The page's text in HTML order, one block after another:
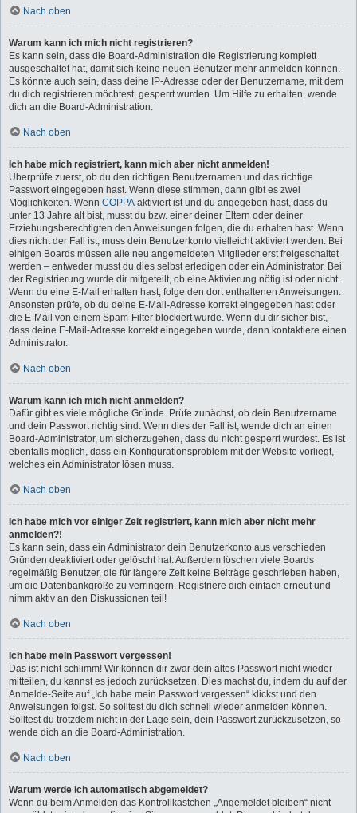
Nach oben
Warum kann ich mich nicht registrieren?
Es kann sein, dass die Board-Administration die Registrierung komplett
ausgeschaltet hat, damit sich keine neuen Benutzer mehr anmelden können.
Es könnte auch sein, dass deine IP-Adresse oder der Benutzername, mit dem
du dich registrieren möchtest, gesperrt wurden. Um Hilfe zu erhalten, wende
dich an die Board-Administration.
Nach oben
Ich habe mich registriert, kann mich aber nicht anmelden!
Überprüfe zuerst, ob du den richtigen Benutzernamen und das richtige
Passwort eingegeben hast. Wenn diese stimmen, dann gibt es zwei
Möglichkeiten. Wenn COPPA aktiviert ist und du angegeben hast, dass du
unter 13 Jahre alt bist, musst du bzw. einer deiner Eltern oder deiner
Erziehungsberechtigten den Anweisungen folgen, die du erhalten hast. Wenn
dies nicht der Fall ist, muss dein Benutzerkonto vielleicht aktiviert werden. Bei
einigen Boards müssen alle neu angemeldeten Mitglieder erst freigeschaltet
werden – entweder musst du dies selbst erledigen oder ein Administrator. Bei
der Registrierung wurde dir mitgeteilt, ob eine Aktivierung nötig ist oder nicht.
Wenn du eine E-Mail erhalten hast, folge den dort enthaltenen Anweisungen.
Ansonsten prüfe, ob du deine E-Mail-Adresse korrekt eingegeben hast oder
die E-Mail von einem Spam-Filter blockiert wurde. Wenn du dir sicher bist,
dass deine E-Mail-Adresse korrekt eingegeben wurde, dann kontaktiere einen
Administrator.
Nach oben
Warum kann ich mich nicht anmelden?
Dafür gibt es viele mögliche Gründe. Prüfe zunächst, ob dein Benutzername
und dein Passwort richtig sind. Wenn dies der Fall ist, wende dich an einen
Board-Administrator, um sicherzugehen, dass du nicht gesperrt wurdest. Es ist
ebenfalls möglich, dass ein Konfigurationsproblem mit der Website vorliegt,
welches ein Administrator lösen muss.
Nach oben
Ich habe mich vor einiger Zeit registriert, kann mich aber nicht mehr
anmelden?!
Es kann sein, dass ein Administrator dein Benutzerkonto aus verschieden
Gründen deaktiviert oder gelöscht hat. Außerdem löschen viele Boards
regelmäßig Benutzer, die für längere Zeit keine Beiträge geschrieben haben,
um die Datenbankgröße zu verringern. Registriere dich einfach erneut und
nimm aktiv an den Diskussionen teil!
Nach oben
Ich habe mein Passwort vergessen!
Das ist nicht schlimm! Wir können dir zwar dein altes Passwort nicht wieder
mitteilen, du kannst es jedoch zurücksetzen. Dies machst du, indem du auf der
Anmelde-Seite auf „Ich habe mein Passwort vergessen“ klickst und den
Anweisungen folgst. So solltest du dich schnell wieder anmelden können.
Solltest du trotzdem nicht in der Lage sein, dein Passwort zurückzusetzen, so
wende dich an die Board-Administration.
Nach oben
Warum werde ich automatisch abgemeldet?
Wenn du beim Anmelden das Kontrollkästchen „Angemeldet bleiben“ nicht